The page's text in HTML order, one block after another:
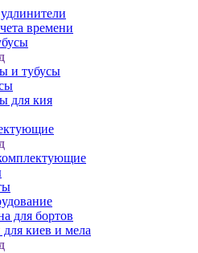
времени
и тубусы
для кия
для бортов
киев и мела